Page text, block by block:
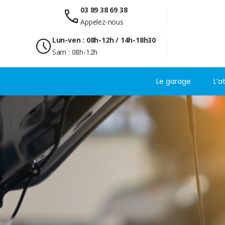
call 03 89 38 69 38
Appelez-nous
scheduleLun-ven : 08h-12h / 14h-18h30
Sam : 08h-12h
Le garage